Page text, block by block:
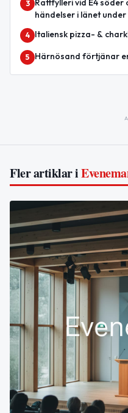
3
Rattfylleri vid E4
händelser i länet
4 Italiensk pizza- &
5 Härnösand förtjänar
Fler artiklar i